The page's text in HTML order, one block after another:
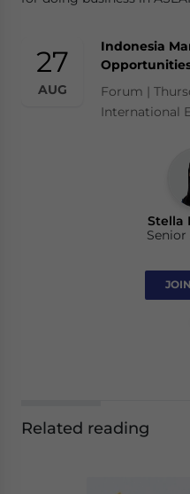
27
AUG
Indonesia
Forum |
International
Stella
Related reading